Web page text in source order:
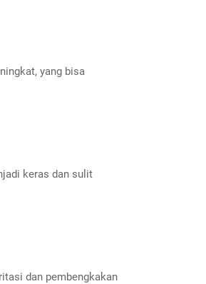
yang bisa
keras dan sulit
dan pembengkakan